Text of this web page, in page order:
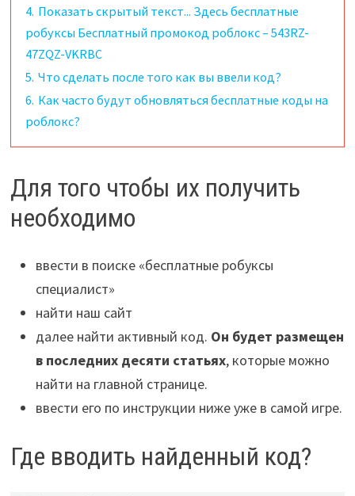
4. Показать скрытый текст... Здесь бесплатные
робуксы Бесплатный промокод роблокс – 543RZ-
47ZQZ-VKRBC
5. Что сделать после того как вы ввели код?
6. Как часто будут обновляться бесплатные коды на
роблокс?
Для того чтобы их получить
необходимо
ввести в поиске «бесплатные робуксы
специалист»
найти наш сайт
далее найти активный код. Он будет размещен
в последних десяти статьях, которые можно
найти на главной странице.
ввести его по инструкции ниже уже в самой игре.
Где вводить найденный код?